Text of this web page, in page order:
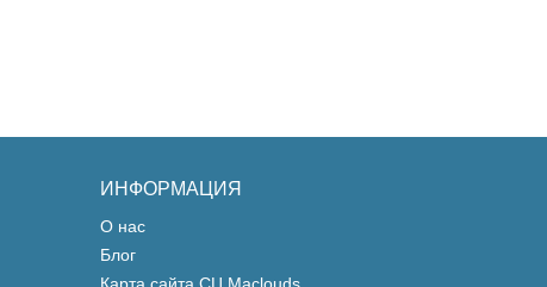
ИНФОРМАЦИЯ
О нас
Блог